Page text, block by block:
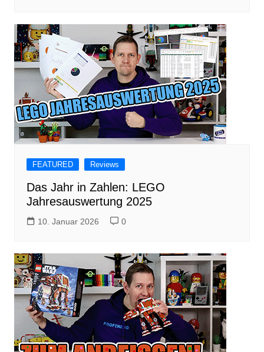
FEATURED Reviews
Das Jahr in Zahlen: LEGO
Jahresauswertung 2025
10. Januar 2026 0